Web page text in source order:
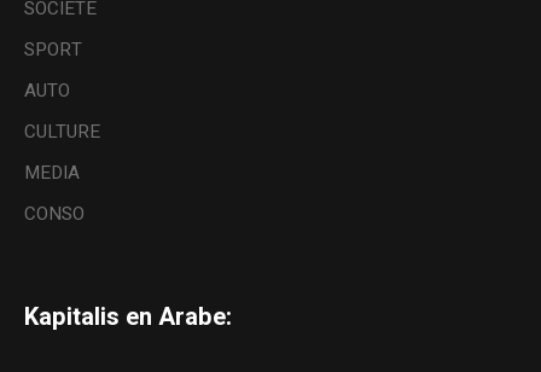
SOCIETE
SPORT
AUTO
CULTURE
MEDIA
CONSO
Kapitalis en Arabe: